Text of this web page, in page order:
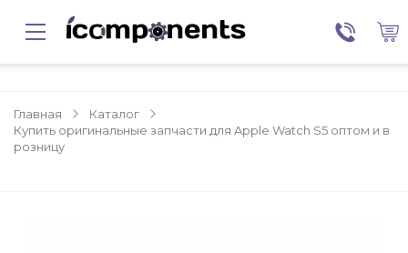
Главная
Каталог
Купить оригинальные запчасти для Apple Watch S5 оптом и в
розницу